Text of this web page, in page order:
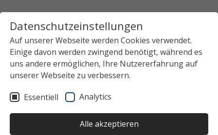
Datenschutzeinstellungen
Auf unserer Webseite werden Cookies verwendet.
Einige davon werden zwingend benötigt, während es
uns andere ermöglichen, Ihre Nutzererfahrung auf
unserer Webseite zu verbessern.
Essentiell Analytics
Alle akzeptieren